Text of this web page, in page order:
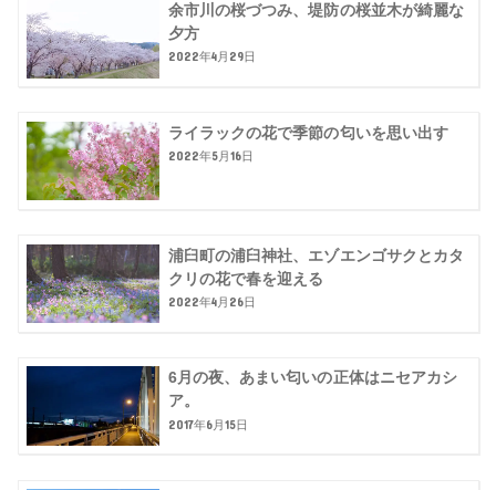
余市川の桜づつみ、堤防の桜並木が綺麗な
夕方
2022年4月29日
ライラックの花で季節の匂いを思い出す
2022年5月16日
浦臼町の浦臼神社、エゾエンゴサクとカタ
クリの花で春を迎える
2022年4月26日
6月の夜、あまい匂いの正体はニセアカシ
ア。
2017年6月15日